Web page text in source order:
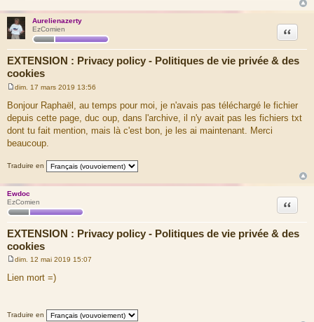
Aurelienazerty
EzComien
EXTENSION : Privacy policy - Politiques de vie privée & des
cookies
Citation
s
s
g
e
dim. 17 mars 2019 13:56
Bonjour Raphaël, au temps pour moi, je n'avais pas téléchargé le fichier
depuis cette page, duc oup, dans l'archive, il n'y avait pas les fichiers txt
dont tu fait mention, mais là c'est bon, je les ai maintenant. Merci
beaucoup.
Traduire en
Ewdoc
EzComien
EXTENSION : Privacy policy - Politiques de vie privée & des
cookies
Citation
e
s
e
dim. 12 mai 2019 15:07
Lien mort =)
Traduire en